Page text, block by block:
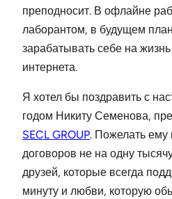
преподносит. В офлайне
лаборантом, в будущем
зарабатывать себе на
интернета.
Я хотел бы поздравить с
годом Никиту Семенова,
SECL GROUP. Пожелать ему
договоров не на одну
друзей, которые всегда
минуту и любви, которую